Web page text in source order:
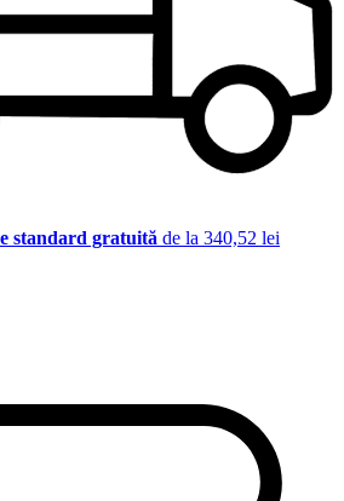
standard gratuită de la 340,52 lei